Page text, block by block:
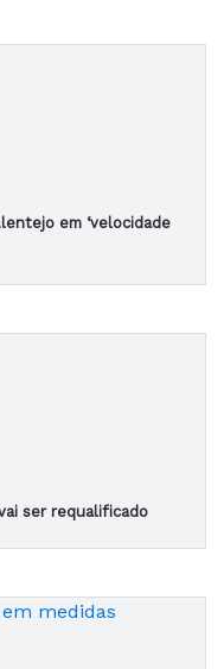
em ‘velocidade
ser requalificado